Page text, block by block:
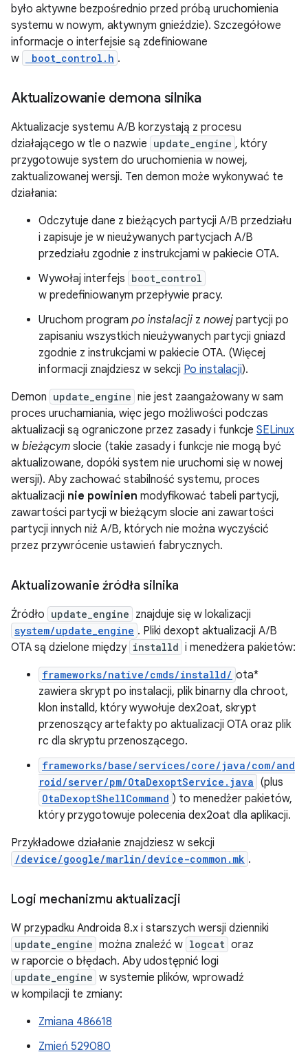
było aktywne bezpośrednio przed próbą uruchomienia
systemu w nowym, aktywnym gnieździe). Szczegółowe
informacje o interfejsie są zdefiniowane
w
boot_control.h .
Aktualizowanie demona silnika
Aktualizacje systemu A/B korzystają z procesu
działającego w tle o nazwie update_engine , który
przygotowuje system do uruchomienia w nowej,
zaktualizowanej wersji. Ten demon może wykonywać te
działania:
Odczytuje dane z bieżących partycji A/B przedziału
i zapisuje je w nieużywanych partycjach A/B
przedziału zgodnie z instrukcjami w pakiecie OTA.
Wywołaj interfejs boot_control
w predefiniowanym przepływie pracy.
Uruchom program po instalacji z nowej partycji po
zapisaniu wszystkich nieużywanych partycji gniazd
zgodnie z instrukcjami w pakiecie OTA. (Więcej
informacji znajdziesz w sekcji Po instalacji).
Demon update_engine nie jest zaangażowany w sam
proces uruchamiania, więc jego możliwości podczas
aktualizacji są ograniczone przez zasady i funkcje SELinux
w bieżącym slocie (takie zasady i funkcje nie mogą być
aktualizowane, dopóki system nie uruchomi się w nowej
wersji). Aby zachować stabilność systemu, proces
aktualizacji nie powinien modyfikować tabeli partycji,
zawartości partycji w bieżącym slocie ani zawartości
partycji innych niż A/B, których nie można wyczyścić
przez przywrócenie ustawień fabrycznych.
Aktualizowanie źródła silnika
Źródło update_engine znajduje się w lokalizacji
system/update_engine . Pliki dexopt aktualizacji A/B
OTA są dzielone między installd i menedżera pakietów:
frameworks/native/cmds/installd/ ota*
zawiera skrypt po instalacji, plik binarny dla chroot,
klon installd, który wywołuje dex2oat, skrypt
przenoszący artefakty po aktualizacji OTA oraz plik
rc dla skryptu przenoszącego.
frameworks/base/services/core/java/com/and
roid/server/pm/OtaDexoptService.java (plus
OtaDexoptShellCommand ) to menedżer pakietów,
który przygotowuje polecenia dex2oat dla aplikacji.
Przykładowe działanie znajdziesz w sekcji
/device/google/marlin/device-common.mk .
Logi mechanizmu aktualizacji
W przypadku Androida 8.x i starszych wersji dzienniki
update_engine można znaleźć w logcat oraz
w raporcie o błędach. Aby udostępnić logi
update_engine w systemie plików, wprowadź
w kompilacji te zmiany:
Zmiana 486618
Zmień 529080